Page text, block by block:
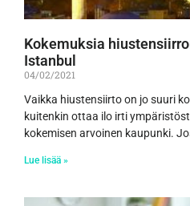
Kokemuksia
Istanbul
04/02/2021
Vaikka hiustensiirto on jo suuri
kuitenkin ottaa ilo irti
kokemisen arvoinen kaupunki.
Lue lisää »